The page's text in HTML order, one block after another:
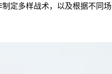
定多样战术，以及根据不同场